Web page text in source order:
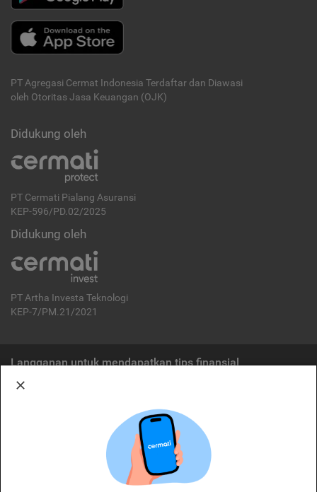
PT Agregasi Cermat Indonesia Terdaftar dan Diawasi
oleh Otoritas Jasa Keuangan (OJK)
Didukung oleh
PT Cermati Pialang Asuransi
KEP-596/PD.02/2025
Didukung oleh
PT Artha Investa Teknologi
KEP-7/PM.21/2021
Langganan untuk mendapatkan tips finansial
Cermati merupakan penyelenggara agregasi jasa keuangan yang terdaftar di
OJK. Oleh karena itu, produk dan/atau layanan jasa keuangan yang
ditawarkan bukan merupakan produk dan/atau layanan jasa keuangan yang
diterbitkan oleh Cermati dan Cermati tidak bertanggung jawab atas tuntutan